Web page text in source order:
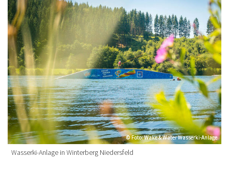
© Foto: Wake & Water Wasserki-Anlage
© Foto: Wake & Water Wasserki-Anlage
Wasserki-Anlage in Winterberg Niedersfeld